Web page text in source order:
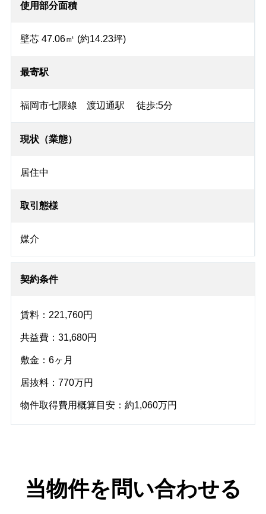
使用部分面積
壁芯 47.06㎡ (約14.23坪)
最寄駅
福岡市七隈線 渡辺通駅 徒歩:5分
現状（業態）
居住中
取引態様
媒介
契約条件
賃料：221,760円
共益費：31,680円
敷金：6ヶ月
居抜料：770万円
物件取得費用概算目安：約1,060万円
当物件を問い合わせる